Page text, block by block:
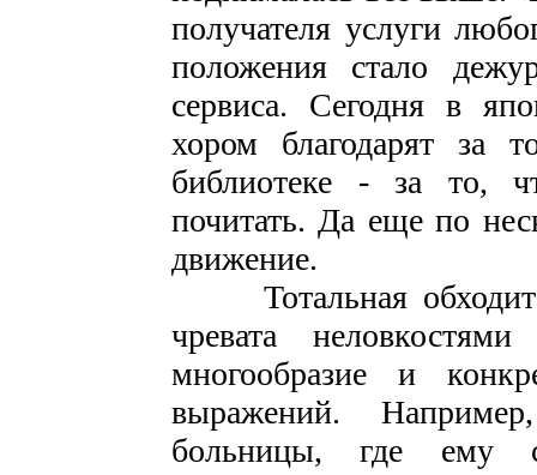
получателя услуги
положения стало
сервиса. Сегодня в
хором благодарят за
библиотеке - за то,
почитать. Да еще по
движение.
Тотальная
чревата
многообразие и
выражений.
больницы, где